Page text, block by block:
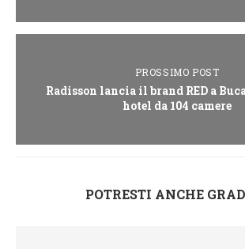
PROSSIMO POST
Radisson lancia il brand RED a
hotel da 104 camere
POTRESTI ANCHE